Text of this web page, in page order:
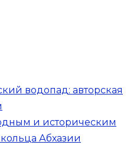
водопад: авторская
и историческим
Абхазии